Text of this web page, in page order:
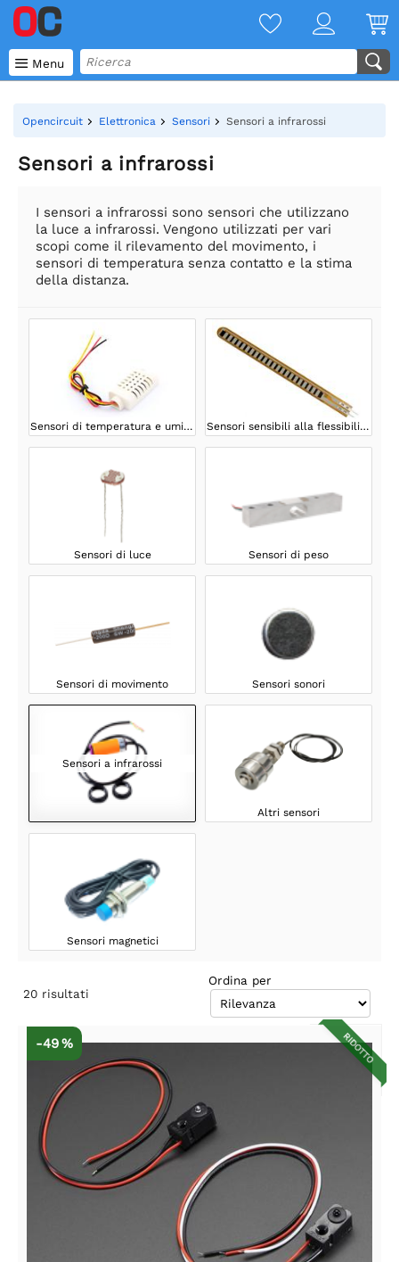
 Menu
Opencircuit Elettronica Sensori Sensori a infrarossi
Sensori a infrarossi
I sensori a infrarossi sono sensori che utilizzano
la luce a infrarossi. Vengono utilizzati per vari
scopi come il rilevamento del movimento, i
sensori di temperatura senza contatto e la stima
della distanza.
Sensori di temperatura e umidità Sensori sensibili alla flessibilità/pressione
Sensori di luce Sensori di peso
Sensori di movimento Sensori sonori
Sensori a infrarossi
Altri sensori
Sensori magnetici
20 risultati
Ordina per
RIDOTTO
-49 %